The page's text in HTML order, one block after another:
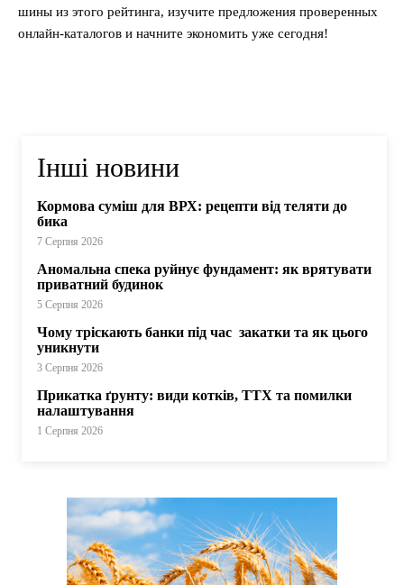
шины из этого рейтинга, изучите предложения проверенных
онлайн-каталогов и начните экономить уже сегодня!
Інші новини
Кормова суміш для ВРХ: рецепти від теляти до
бика
7 Серпня 2026
Аномальна спека руйнує фундамент: як врятувати
приватний будинок
5 Серпня 2026
Чому тріскають банки під час закатки та як цього
уникнути
3 Серпня 2026
Прикатка ґрунту: види котків, ТТХ та помилки
налаштування
1 Серпня 2026